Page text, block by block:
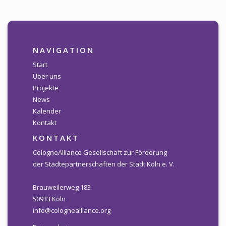
NAVIGATION
Start
Über uns
Projekte
News
Kalender
Kontakt
KONTAKT
CologneAlliance Gesellschaft zur Förderung
der Städtepartnerschaften der Stadt Köln e. V.
Brauweilerweg 183
50933 Köln
info@colognealliance.org